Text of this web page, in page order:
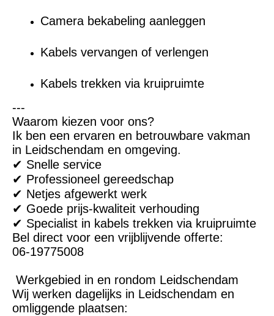
Camera bekabeling aanleggen
Kabels vervangen of verlengen
Kabels trekken via kruipruimte
---
Waarom kiezen voor ons?
Ik ben een ervaren en betrouwbare vakman
in Leidschendam en omgeving.
✔ Snelle service
✔ Professioneel gereedschap
✔ Netjes afgewerkt werk
✔ Goede prijs-kwaliteit verhouding
✔ Specialist in kabels trekken via kruipruimte
Bel direct voor een vrijblijvende offerte:
06-19775008
Werkgebied in en rondom Leidschendam
Wij werken dagelijks in Leidschendam en
omliggende plaatsen: